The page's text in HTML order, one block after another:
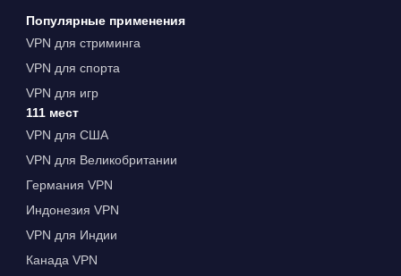
Популярные применения
VPN для стриминга
VPN для спорта
VPN для игр
111 мест
VPN для США
VPN для Великобритании
Германия VPN
Индонезия VPN
VPN для Индии
Канада VPN